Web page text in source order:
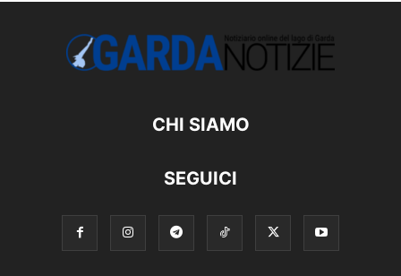
CHI SIAMO
SEGUICI